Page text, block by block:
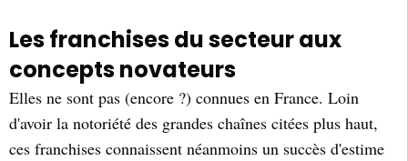
Les franchises du secteur aux
concepts novateurs
Elles ne sont pas (encore ?) connues en France. Loin
d'avoir la notoriété des grandes chaînes citées plus haut,
ces franchises connaissent néanmoins un succès d'estime